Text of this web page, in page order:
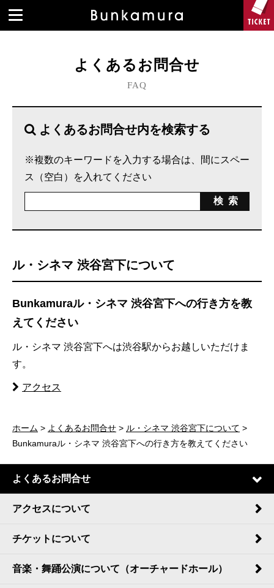
よくあるお問合せ
FAQ
よくあるお問合せ内を検索する
※複数のキーワードを入力する場合は、間にスペー
ス（空白）を入れてください
ル・シネマ 渋谷宮下について
Bunkamuraル・シネマ 渋谷宮下への行き方を教
えてください
ル・シネマ 渋谷宮下へは渋谷駅からお越しいただけま
す。
アクセス
ホーム > よくあるお問合せ > ル・シネマ 渋谷宮下について >
Bunkamuraル・シネマ 渋谷宮下への行き方を教えてください
よくあるお問合せ
アクセスについて
チケットについて
音楽・舞踊公演について（オーチャードホール）